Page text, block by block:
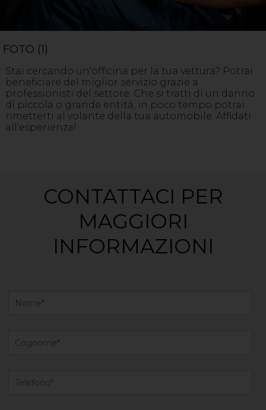
FOTO (1)
Stai cercando un'officina per la tua vettura? Potrai
beneficiare del miglior servizio grazie a
professionisti del settore. Che si tratti di un danno
di piccola o grande entità, in poco tempo potrai
rimetterti al volante della tua automobile. Affidati
all'esperienza!
CONTATTACI PER
MAGGIORI
INFORMAZIONI